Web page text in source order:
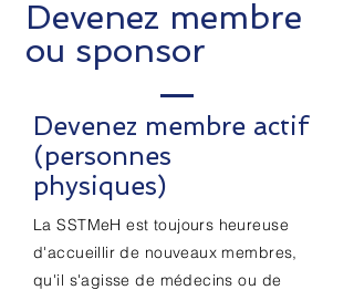
Devenez membre
ou sponsor
Devenez membre actif
(personnes
physiques)
La SSTMeH est toujours heureuse
d'accueillir de nouveaux membres,
qu'il s'agisse de médecins ou de